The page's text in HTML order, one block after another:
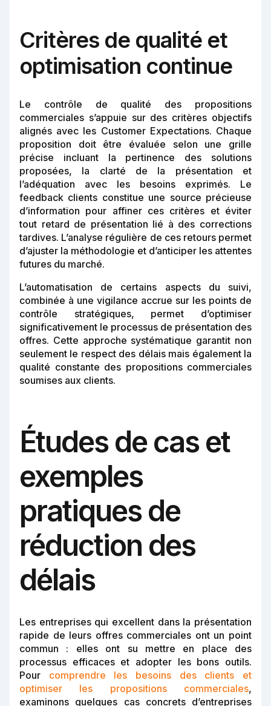
Critères de qualité et
optimisation continue
Le contrôle de qualité des propositions
commerciales s’appuie sur des critères objectifs
alignés avec les Customer Expectations. Chaque
proposition doit être évaluée selon une grille
précise incluant la pertinence des solutions
proposées, la clarté de la présentation et
l’adéquation avec les besoins exprimés. Le
feedback clients constitue une source précieuse
d’information pour affiner ces critères et éviter
tout retard de présentation lié à des corrections
tardives. L’analyse régulière de ces retours permet
d’ajuster la méthodologie et d’anticiper les attentes
futures du marché.
L’automatisation de certains aspects du suivi,
combinée à une vigilance accrue sur les points de
contrôle stratégiques, permet d’optimiser
significativement le processus de présentation des
offres. Cette approche systématique garantit non
seulement le respect des délais mais également la
qualité constante des propositions commerciales
soumises aux clients.
Études de cas et
exemples
pratiques de
réduction des
délais
Les entreprises qui excellent dans la présentation
rapide de leurs offres commerciales ont un point
commun : elles ont su mettre en place des
processus efficaces et adopter les bons outils.
Pour comprendre les besoins des clients et
optimiser les propositions commerciales,
examinons quelques cas concrets d’entreprises